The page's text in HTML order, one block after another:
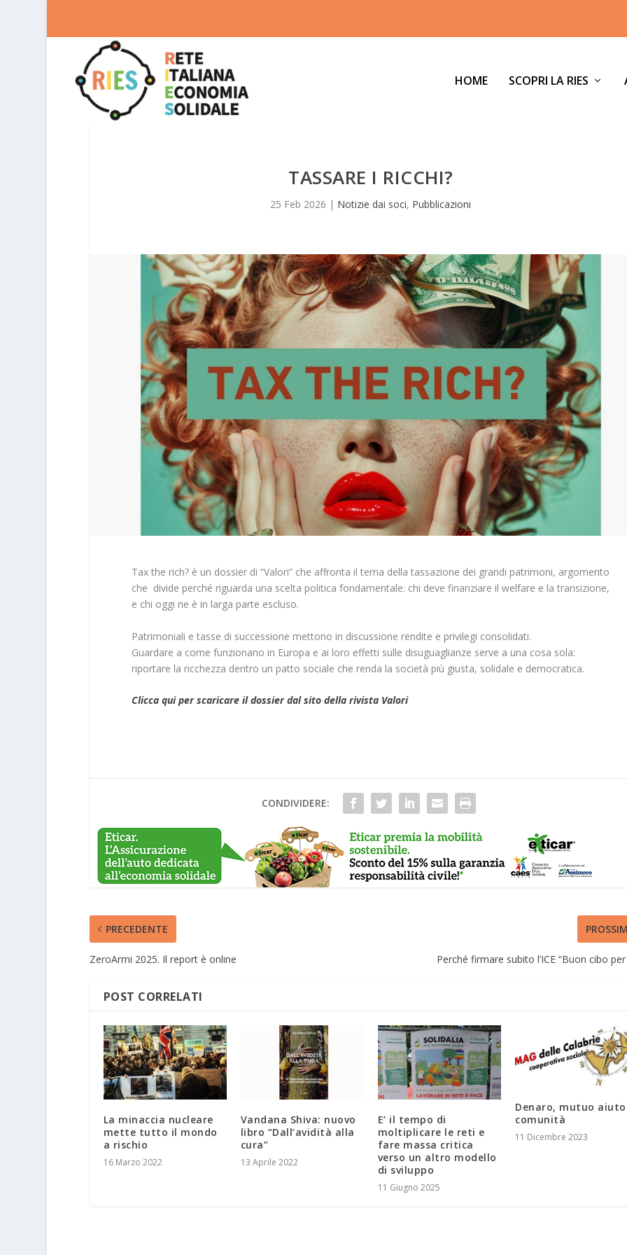
HOME SCOPRI LA RIES
TASSARE I RICCHI?
25 Feb 2026 | Notizie dai soci, Pubblicazioni
Tax the rich? è un dossier di “Valori” che affronta il tema della tassazione dei grandi patrimoni, argomento
che divide perché riguarda una scelta politica fondamentale: chi deve finanziare il welfare e la transizione,
e chi oggi ne è in larga parte escluso.
Patrimoniali e tasse di successione mettono in discussione rendite e privilegi consolidati.
Guardare a come funzionano in Europa e ai loro effetti sulle disuguaglianze serve a una cosa sola:
riportare la ricchezza dentro un patto sociale che renda la società più giusta, solidale e democratica.
Clicca qui per scaricare il dossier dal sito della rivista Valori
CONDIVIDERE:
PRECEDENTE
ZeroArmi 2025. Il report è online Perché firmare subito l’ICE “Buon cibo
POST CORRELATI
La minaccia nucleare
mette tutto il mondo
a rischio
16 Marzo 2022
Vandana Shiva: nuovo
libro “Dall’avidità alla
cura”
13 Aprile 2022
E’ il tempo di
moltiplicare le reti e
fare massa critica
verso un altro modello
di sviluppo
11 Giugno 2025
Denaro, mutuo
comunità
11 Dicembre 2023